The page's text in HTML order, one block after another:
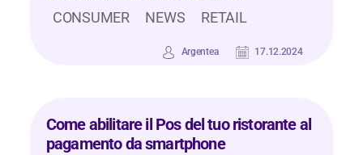
CONSUMER NEWS RETAIL
Argentea 17.12.2024
Come abilitare il Pos del tuo ristorante al
pagamento da smartphone